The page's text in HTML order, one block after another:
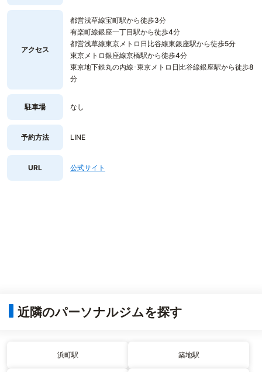
アクセス
都営浅草線宝町駅から徒歩3分
有楽町線銀座一丁目駅から徒歩4分
都営浅草線東京メトロ日比谷線東銀座駅から徒歩5分
東京メトロ銀座線京橋駅から徒歩4分
東京地下鉄丸の内線･東京メトロ日比谷線銀座駅から徒歩8
分
駐車場 なし
予約方法 LINE
URL 公式サイト
近隣のパーソナルジムを探す
浜町駅 築地駅